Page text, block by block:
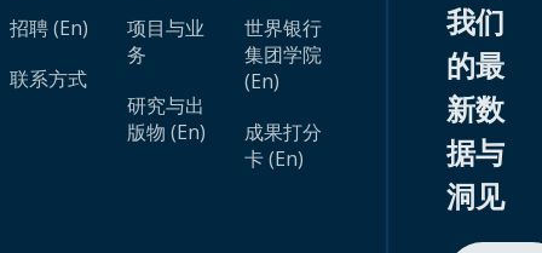
招聘 (En)
联系方式
项目与业
务
研究与出
版物 (En)
世界银行
集团学院
(En)
成果打分
卡 (En)
我们
的最
新数
据与
洞见